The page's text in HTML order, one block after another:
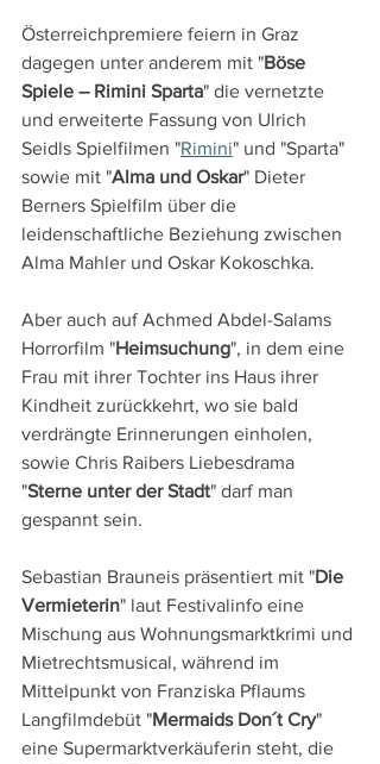
Österreichpremiere feiern in Graz
dagegen unter anderem mit "Böse
Spiele – Rimini Sparta" die vernetzte
und erweiterte Fassung von Ulrich
Seidls Spielfilmen "Rimini" und "Sparta"
sowie mit "Alma und Oskar" Dieter
Berners Spielfilm über die
leidenschaftliche Beziehung zwischen
Alma Mahler und Oskar Kokoschka.
Aber auch auf Achmed Abdel-Salams
Horrorfilm "Heimsuchung", in dem eine
Frau mit ihrer Tochter ins Haus ihrer
Kindheit zurückkehrt, wo sie bald
verdrängte Erinnerungen einholen,
sowie Chris Raibers Liebesdrama
"Sterne unter der Stadt" darf man
gespannt sein.
Sebastian Brauneis präsentiert mit "Die
Vermieterin" laut Festivalinfo eine
Mischung aus Wohnungsmarktkrimi und
Mietrechtsmusical, während im
Mittelpunkt von Franziska Pflaums
Langfilmdebüt "Mermaids Don´t Cry"
eine Supermarktverkäuferin steht, die